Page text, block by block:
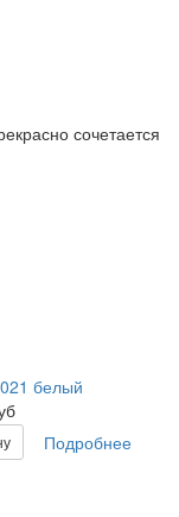
сочетается
белый
Подробнее